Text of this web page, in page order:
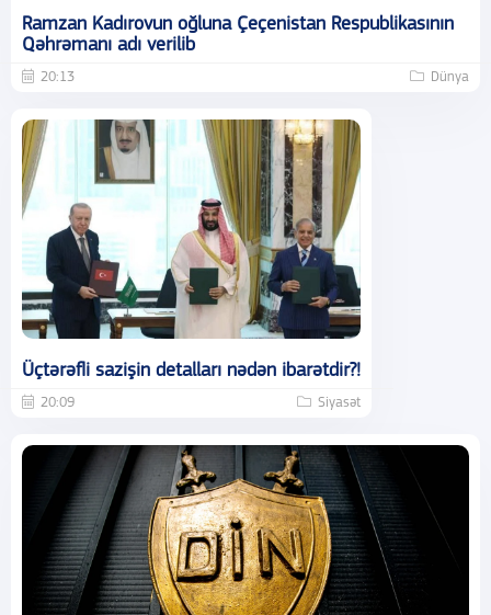
Ramzan Kadırovun oğluna Çeçenistan Respublikasının
Qəhrəmanı adı verilib
20:13 Dünya
Üçtərəfli sazişin detalları nədən ibarətdir?!
20:09 Siyasət